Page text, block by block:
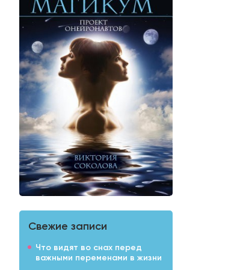
Свежие записи
Что видят во снах перед
важными переменами в жизни